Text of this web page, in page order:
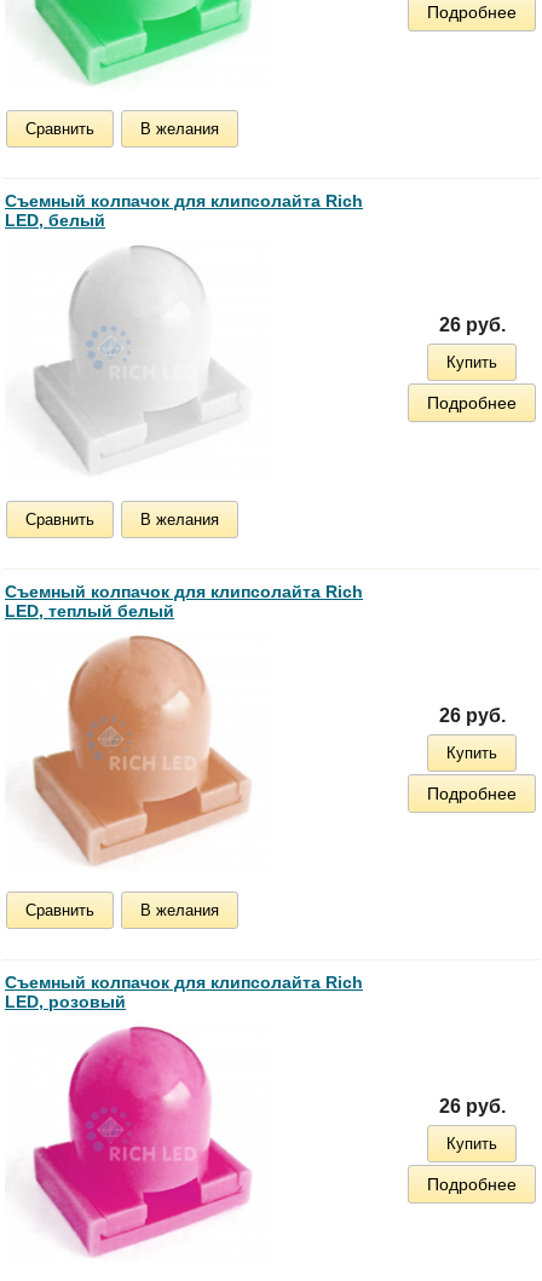
Сравнить В желания
Подробнее
Съемный колпачок для клипсолайта Rich
LED, белый
Сравнить В желания
26 руб.
Купить
Подробнее
Съемный колпачок для клипсолайта Rich
LED, теплый белый
Сравнить В желания
26 руб.
Купить
Подробнее
Съемный колпачок для клипсолайта Rich
LED, розовый
26 руб.
Купить
Подробнее